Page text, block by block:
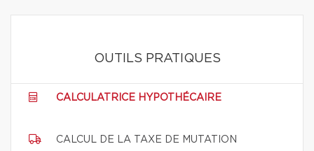
OUTILS PRATIQUES
CALCULATRICE HYPOTHÉCAIRE
CALCUL DE LA TAXE DE MUTATION